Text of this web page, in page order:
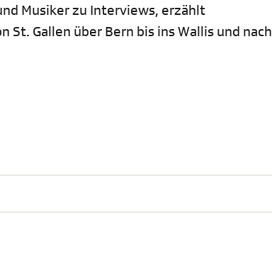
Musiker zu Interviews, erzählt
Gallen über Bern bis ins Wallis und nach